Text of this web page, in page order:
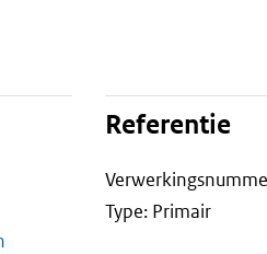
Referentie
Type: Primair